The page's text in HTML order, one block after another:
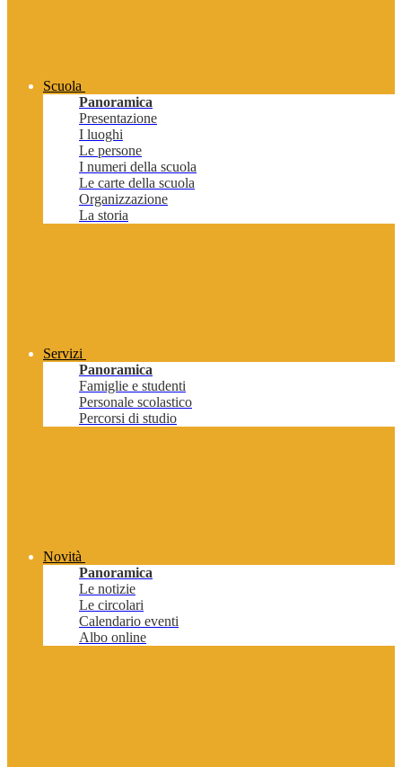
Scuola
Panoramica
Presentazione
I luoghi
Le persone
I numeri della scuola
Le carte della scuola
Organizzazione
La storia
Servizi
Panoramica
Famiglie e studenti
Personale scolastico
Percorsi di studio
Novità
Panoramica
Le notizie
Le circolari
Calendario eventi
Albo online